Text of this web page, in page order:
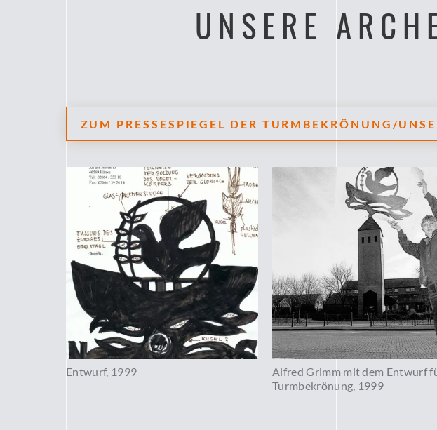
UNSERE
ZUM PRESSESPIEGEL DER TURMBEKRÖNUNG/
Entwurf, 1999
Alfred Grimm mit dem Entwurf
Turmbekrönung, 1999